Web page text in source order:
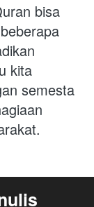
bisa
kita
semesta